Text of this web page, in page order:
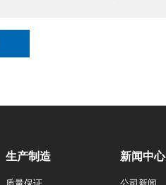
生产制造 新闻中心